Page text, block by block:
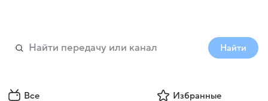
Найти
Все Избранные